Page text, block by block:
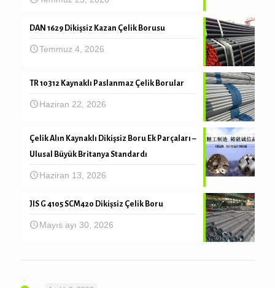
DAN 1629 Dikişsiz Kazan Çelik Borusu
Temmuz 4, 2026
TR 10312 Kaynaklı Paslanmaz Çelik Borular
Haziran 22, 2026
Çelik Alın Kaynaklı Dikişsiz Boru Ek Parçaları –
Ulusal Büyük Britanya Standardı
Haziran 13, 2026
JIS G 4105 SCM420 Dikişsiz Çelik Boru
Mayıs ayı 30, 2026